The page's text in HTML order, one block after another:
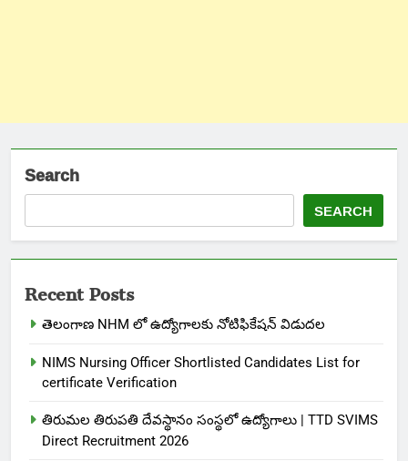
Search
SEARCH
Recent Posts
తెలంగాణ NHM లో ఉద్యోగాలకు నోటిఫికేషన్ విడుదల
NIMS Nursing Officer Shortlisted Candidates List for
certificate Verification
తిరుమల తిరుపతి దేవస్థానం సంస్థలో ఉద్యోగాలు | TTD SVIMS
Direct Recruitment 2026